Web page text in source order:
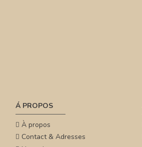
Á PROPOS
À propos
Contact & Adresses